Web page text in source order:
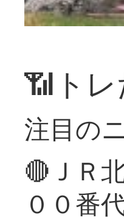
📶ト
注目の
🔴ＪＲ
００番